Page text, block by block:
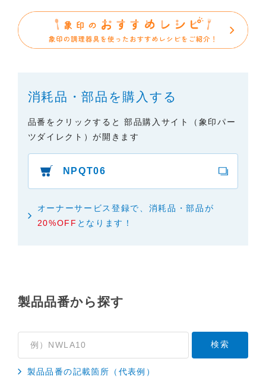
い合わせくださいますようお願いします。
２．取扱説明書の内容について
書の内容と異なる場合がありますので、あらかじめ
ご了承ください。
３．安全上のご注意
「使用上のご注意」や「安全上のご注意」など安全
に関する注意事項は、取扱説明書作成時点での法的
つきましては、弊社「お客様ご相談センター 」に直
接お問い合わせくださいますようお願いします
い合わせくださいますようお願いします。
本サイトに情報を掲載する際には、細心の注意を払
っておりますが、以下の点について、弊社は何ら保
証せず、また責任を負うものではありません。あら
消耗品・部品を購入する
品番をクリックすると 部品購入サイト（象印パー
ツダイレクト）が開きます
NPQT06
オーナーサービス登録で、消耗品・部品が
20%OFF となります！
製品品番から探す
製品品番の記載箇所（代表例）